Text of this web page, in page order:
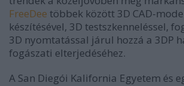
FreeDee többek között 3D CAD-
készítésével, 3D testszkenneléssel,
3D nyomtatással járul hozzá a 3DP
fogászati elterjedéséhez.
A San Diegói Kalifornia Egyetem és